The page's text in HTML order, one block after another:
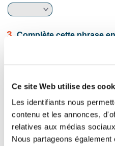
Ce site Web utilise des
Les identifiants nous
contenu et les annonces,
relatives aux médias
Nous partageons
3.
Complète cette phrase
4. Trouve la bonne
aphone =>
5. Complète ces phrases
Où
les clés ? Elles